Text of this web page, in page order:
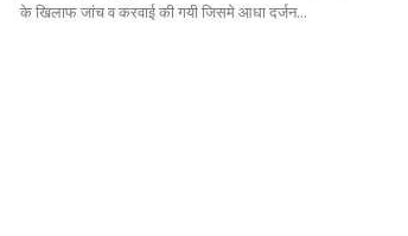
के खिलाफ जांच व करवाई की गयी जिसमे आधा दर्जन...